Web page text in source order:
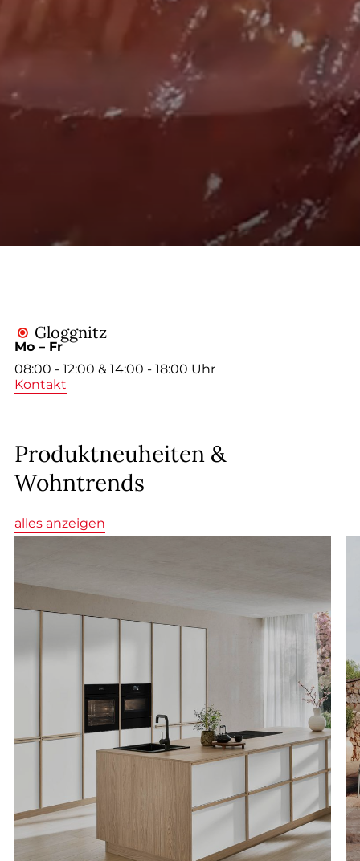
--
--
--
 Gloggnitz
Mo – Fr
08:00 - 12:00 & 14:00 - 18:00 Uhr
Kontakt
Produktneuheiten &
Wohntrends
alles anzeigen